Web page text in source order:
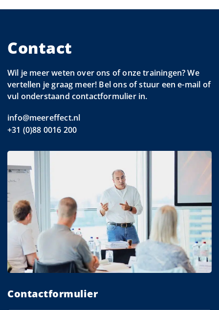
Contact
Wil je meer weten over ons of onze trainingen? We
vertellen je graag meer! Bel ons of stuur een e-mail of
vul onderstaand contactformulier in.
info@meereffect.nl
+31 (0)88 0016 200
Contactformulier